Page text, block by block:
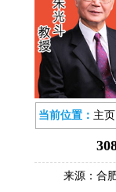
当前位置： 主页
来源： 合